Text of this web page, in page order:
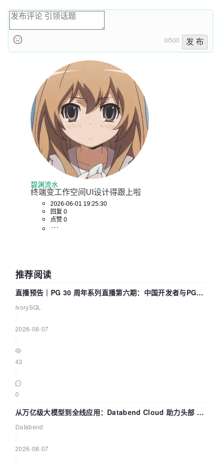
0/500 发 布
碧渊流水
终端变工作空间UI设计得跟上啦
2026-06-01 19:25:30
回复 0
点赞 0
推荐阅读
直播预告｜PG 30 周年系列直播第六期：中国开发者与PG内
核——我们改得动吗？我们贡献了什么？
IvorySQL
2026-08-07
43
0
从万亿级大模型到全线应用：Databend Cloud 助力头部 AI
企业构建全链路 Trace 数据管道
Databend
2026-08-07